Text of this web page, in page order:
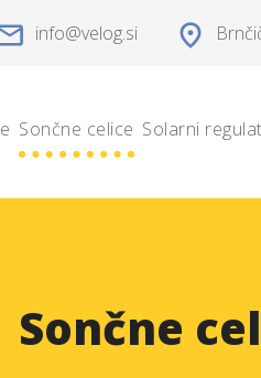
info velog.si
Sončne celice Solarni
Sončne